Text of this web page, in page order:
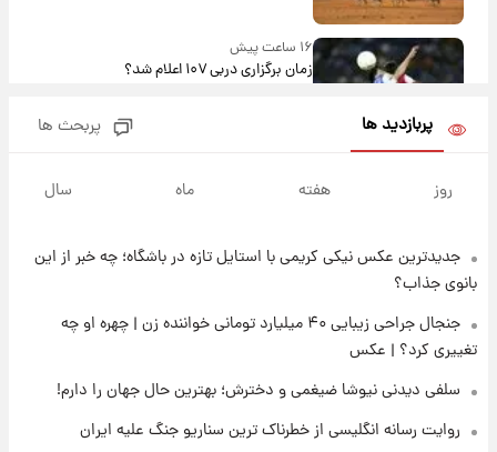
۱۶ ساعت پیش
زمان برگزاری دربی ۱۰۷ اعلام شد؟
جزئیات
۱۷ ساعت پیش
آتش‌سوزی در لوناپارک شیراز؛ آخرین وضعیت
خزندگان خطرناک پس از حادثه
پربازدید ها پربحث ها
روز هفته ماه سال
جدیدترین عکس نیکی کریمی با استایل تازه در باشگاه؛ چه خبر از این
بانوی جذاب؟
جنجال جراحی زیبایی ۴۰ میلیارد تومانی خواننده زن | چهره او چه
تغییری کرد؟ | عکس
سلفی دیدنی نیوشا ضیغمی و دخترش؛ بهترین حال جهان را دارم!
روایت رسانه انگلیسی از خطرناک ترین سناریو جنگ علیه ایران